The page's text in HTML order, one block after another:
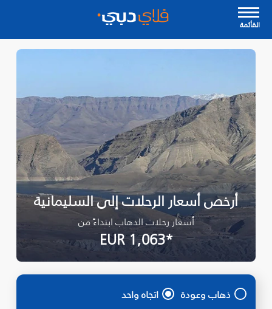
القأئمة
أرخص أسعار الرحلات إلى السليمانية‎
أسعار رحلات الذهاب ابتداءً من
*EUR 1,063
ذهاب وعودة اتجاه واحد